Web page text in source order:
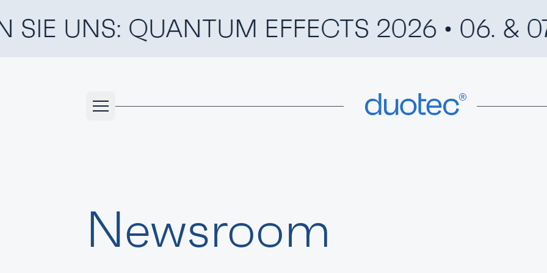
UNS: QUANTUM EFFECTS 2026 • 06. & 07.
duotec
Newsroom